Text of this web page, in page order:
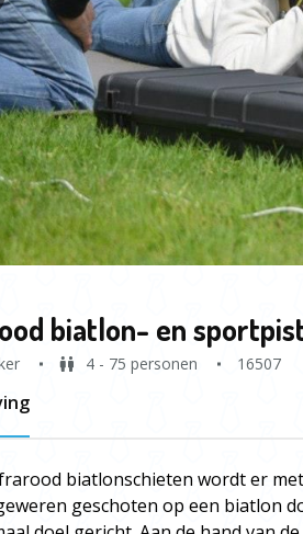
biatlon- en
4 - 75 personen 16507
biatlonschieten wordt er
geschoten op een biatlon